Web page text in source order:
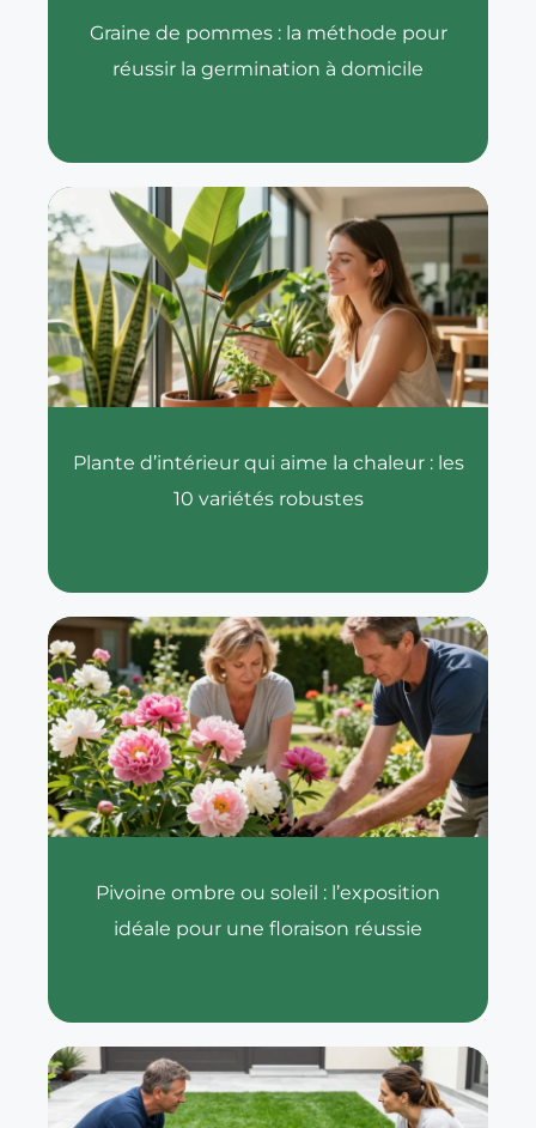
Graine de pommes : la méthode pour
réussir la germination à domicile
Plante d’intérieur qui aime la chaleur : les
10 variétés robustes
Pivoine ombre ou soleil : l’exposition
idéale pour une floraison réussie